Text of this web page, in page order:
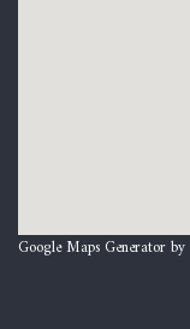
Google Maps Generator by